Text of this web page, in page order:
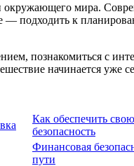
мира.
подходить к
познакомиться с
начинается уже
Как обеспечить свою
безопасность
Финансовая
пути